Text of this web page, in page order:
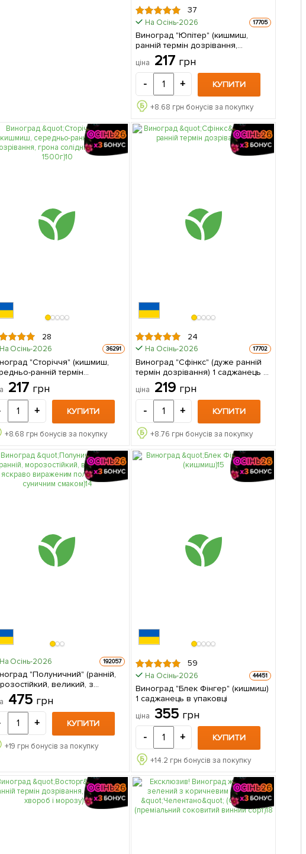
37
На Осінь-2026 17705
Виноград "Юпітер" (кишмиш,
ранній термін дозрівання,
морозостійкість до -27⁰С) 1
саджанець в упаковці
ціна 217 грн
- + КУПИТИ
+8.68 грн бонусів за покупку
28
На Осінь-2026 36291
"Сторіччя" (кишмиш,
ранній термін
грона солідні вагою
до 1500г) 1 саджанець в упаковці
217 грн
+ КУПИТИ
+8.68 грн бонусів за покупку
24
На Осінь-2026 17702
Виноград "Сфінкс" (дуже ранній
термін дозрівання) 1 саджанець в
упаковці
ціна 219 грн
- + КУПИТИ
+8.76 грн бонусів за покупку
На Осінь-2026 192057
"Полуничний" (ранній,
великий, з
вираженим полунично-
смаком) 1 саджанець в
475 грн
+ КУПИТИ
+19 грн бонусів за покупку
59
На Осінь-2026 44451
Виноград "Блек Фінгер" (кишмиш)
1 саджанець в упаковці
ціна 355 грн
- + КУПИТИ
+14.2 грн бонусів за покупку